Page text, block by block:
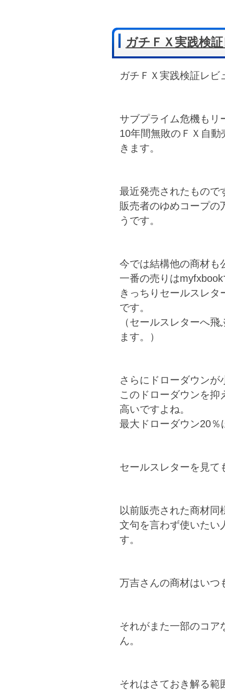
ガチＦＸ実践検
ガチＦＸ実践検証レビ
サブプライム危機もリ
10年間無敗のＦＸ自
きます。
最近発売されたもので
販売者のゆめコープの
うです。
今では結構他の商材も
一番の売りは
きっちりセールスレ
です。
（セールスレターへ
ます。）
さらにドローダウンが
このドローダウンを抑
高いですよね。
最大ドローダウン20
セールスレターを見て
以前販売された商材
文句を言わず使いたい
す。
万吉さんの商材はいつ
それがまた一部のコア
ん。
それはさておき解る範